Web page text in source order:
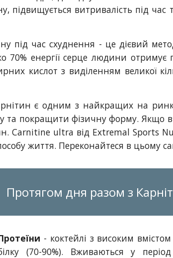
підвищується витривалість під
під час схуднення - це дієвий
70% енергії серце людини
кислот з виділенням великої
є одним з найкращих на
та покращити фізичну форму.
Carnitine ultra від Extremal Sports
життя. Переконайтеся в цьому
Протягом дня разом з
- коктейлі з високим вмістом
(70-90%). Вживаються у період